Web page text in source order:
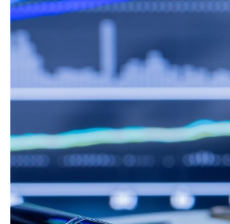
Analistas
aseguran
que
hay
más